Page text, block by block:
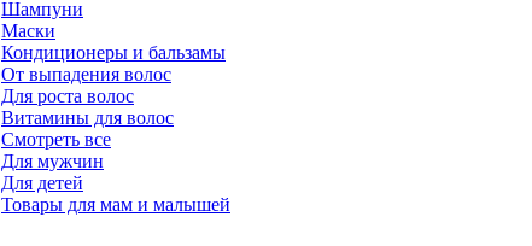
Шампуни
Маски
Кондиционеры и бальзамы
От выпадения волос
Для роста волос
Витамины для волос
Смотреть все
Для мужчин
Для детей
Товары для мам и малышей